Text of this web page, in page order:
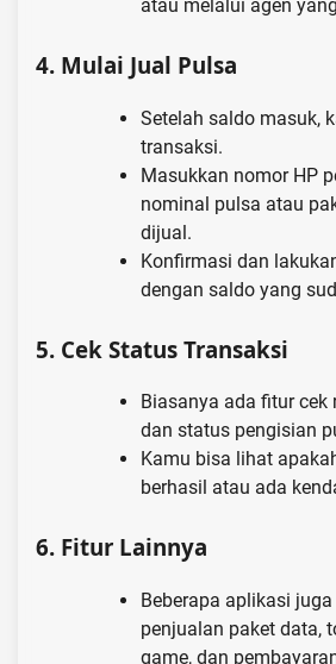
atau melalui agen
4. Mulai Jual Pulsa
Setelah saldo masuk,
transaksi.
Masukkan nomor HP
nominal pulsa atau
dijual.
Konfirmasi dan
dengan saldo yang
5. Cek Status Transaksi
Biasanya ada fitur
dan status pengisian
Kamu bisa lihat
berhasil atau ada
6. Fitur Lainnya
Beberapa aplikasi
penjualan paket data,
game, dan